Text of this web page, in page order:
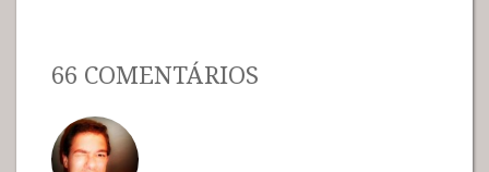
66 COMENTÁRIOS